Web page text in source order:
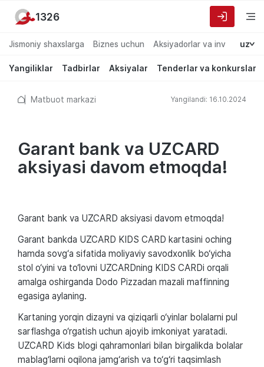
Jismoniy shaxslarga Biznes uchun Aksiyadorlar va investorlarga
uz
Yangiliklar Tadbirlar Aksiyalar Tenderlar va konkurslar
1326
Matbuot markazi Yangilandi: 16.10.2024
Garant bank va UZCARD
aksiyasi davom etmoqda!
Garant bank va UZCARD aksiyasi davom etmoqda!
Garant bankda UZCARD KIDS CARD kartasini oching
hamda sovg‘a sifatida moliyaviy savodxonlik bo‘yicha
stol o‘yini va to‘lovni UZCARDning KIDS CARDi orqali
amalga oshirganda Dodo Pizzadan mazali maffinning
egasiga aylaning.
Kartaning yorqin dizayni va qiziqarli o‘yinlar bolalarni pul
sarflashga o‘rgatish uchun ajoyib imkoniyat yaratadi.
UZCARD Kids blogi qahramonlari bilan birgalikda bolalar
mablag‘larni oqilona jamg‘arish va to‘g‘ri taqsimlash